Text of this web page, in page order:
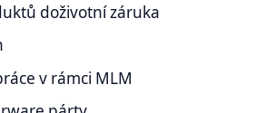
doživotní záruka
v rámci MLM